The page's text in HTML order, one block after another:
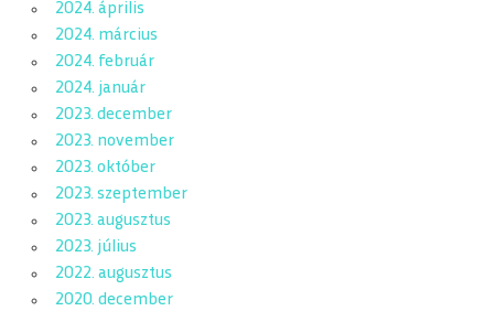
2024. április
2024. március
2024. február
2024. január
2023. december
2023. november
2023. október
2023. szeptember
2023. augusztus
2023. július
2022. augusztus
2020. december